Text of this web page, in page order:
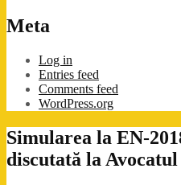
Meta
Log in
Entries feed
Comments feed
WordPress.org
Simularea la EN-
discutată la